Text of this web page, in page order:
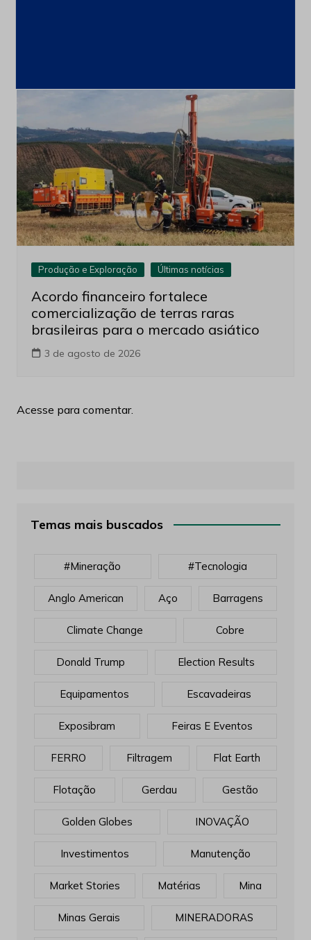
Produção e Exploração Últimas notícias
Acordo financeiro fortalece
comercialização de terras raras
brasileiras para o mercado asiático
3 de agosto de 2026
Acesse para comentar.
Temas mais buscados
#mineração #tecnologia
Anglo American Aço Barragens
Climate Change Cobre
Donald Trump Election Results
Equipamentos Escavadeiras
Exposibram Feiras E Eventos
FERRO Filtragem Flat Earth
Flotação Gerdau Gestão
Golden Globes INOVAÇÃO
Investimentos Manutenção
Market Stories Matérias Mina
Minas Gerais MINERADORAS